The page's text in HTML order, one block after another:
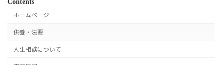
Contents
ホームページ
供養・法要
人生相談について